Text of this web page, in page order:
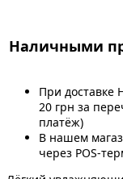
Наличными
При доставке
20 грн за
платёж)
В нашем
через POS-